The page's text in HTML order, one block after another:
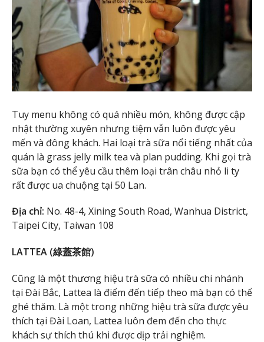
Tuy menu không có quá nhiều món, không được cập
nhật thường xuyên nhưng tiệm vẫn luôn được yêu
mến và đông khách. Hai loại trà sữa nổi tiếng nhất của
quán là grass jelly milk tea và plan pudding. Khi gọi trà
sữa bạn có thể yêu cầu thêm loại trân châu nhỏ li ty
rất được ua chuộng tại 50 Lan.
Địa chỉ: No. 48-4, Xining South Road, Wanhua District,
Taipei City, Taiwan 108
LATTEA (綠蓋茶館)
Cũng là một thương hiệu trà sữa có nhiều chi nhánh
tại Đài Bắc, Lattea là điểm đến tiếp theo mà bạn có thể
ghé thăm. Là một trong những hiệu trà sữa được yêu
thích tại Đài Loan, Lattea luôn đem đến cho thực
khách sự thích thú khi được dịp trải nghiệm.